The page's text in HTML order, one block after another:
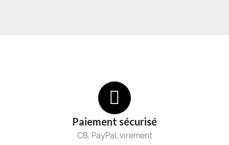
Paiement sécurisé
CB, PayPal, virement